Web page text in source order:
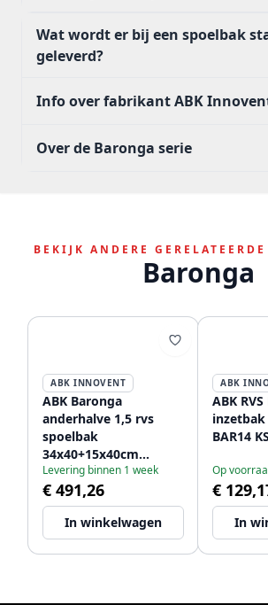
Wat wordt er bij een spoelbak
geleverd?
Info over fabrikant ABK
Over de Baronga serie
BEKIJK ANDERE
Baronga
ABK INNOVENT
ABK Baronga
anderhalve 1,5 rvs
spoelbak
34x40+15x40cm
onderbouw BAR3415f
Levering binnen 1 week
€ 491,26
In winkelwagen
ABK
ABK
BAR14
Op
€
In